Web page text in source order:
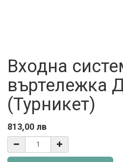
Входна
въртележка
(Турникет)
813,00 лв